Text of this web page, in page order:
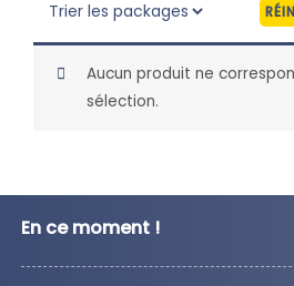
Aucun produit ne
sélection.
En ce moment !